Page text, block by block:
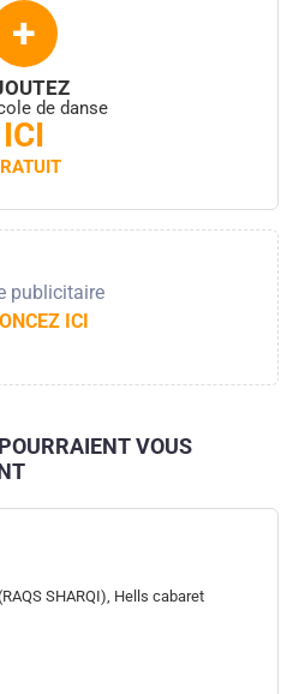
+
de danse
ICI
publicitaire
ICI
VOUS
SHARQI), Hells cabaret